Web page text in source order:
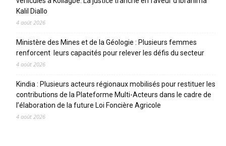
Kalil Diallo
4 août 2026
Ministère des Mines et de la Géologie : Plusieurs femmes
renforcent leurs capacités pour relever les défis du secteur
4 août 2026
Kindia : Plusieurs acteurs régionaux mobilisés pour restituer les
contributions de la Plateforme Multi-Acteurs dans le cadre de
l’élaboration de la future Loi Foncière Agricole
4 août 2026